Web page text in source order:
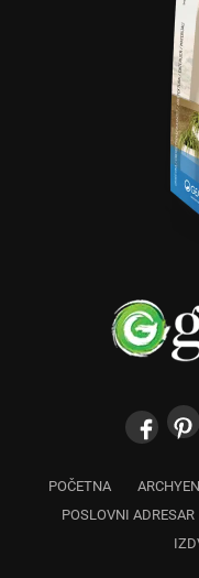
POČETNA
POSLOVNI ADRESAR